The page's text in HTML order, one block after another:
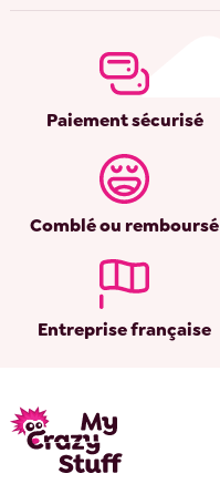
Paiement sécurisé
Comblé ou remboursé
Entreprise française